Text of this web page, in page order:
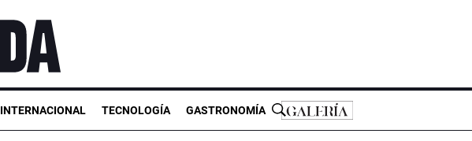
INTERNACIONAL TECNOLOGÍA GASTRONOMÍA